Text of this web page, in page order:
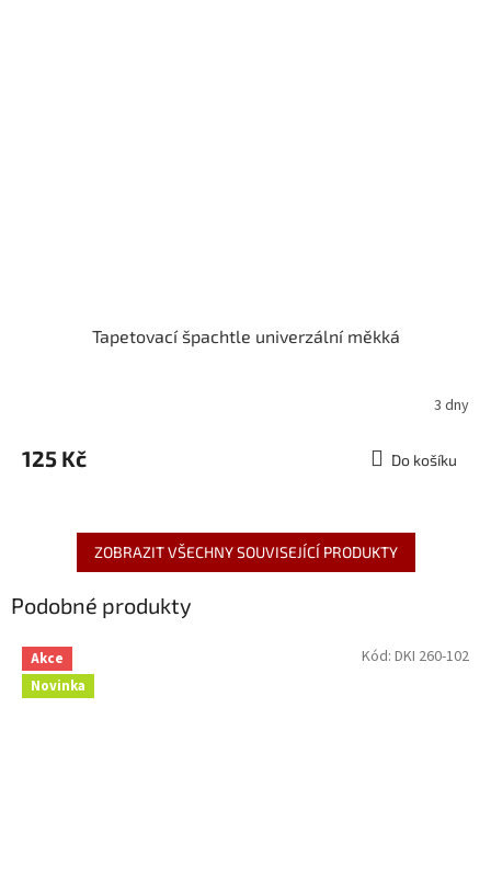
Tapetovací špachtle univerzální měkká
3 dny
125 Kč Do košíku
ZOBRAZIT VŠECHNY SOUVISEJÍCÍ PRODUKTY
Podobné produkty
Akce
Novinka
Kód: DKI 260-102